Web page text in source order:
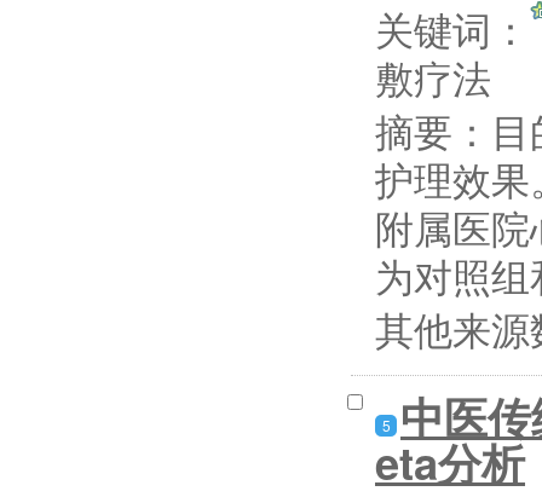
关键词：
敷疗法
摘要：
护理效
附属医
为对照
其他来
5 中医
eta分析